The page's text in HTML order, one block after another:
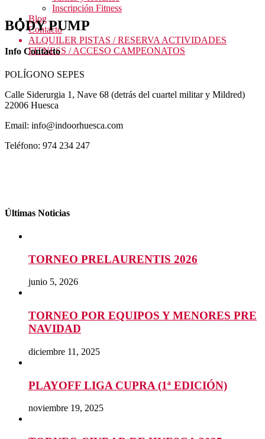
Inscripción Fitness
Blog
Contacto
ALQUILER PISTAS / RESERVA ACTIVIDADES
FITNESS / ACCESO CAMPEONATOS
BODY PUMP
Info Contacto
POLÍGONO SEPES
Calle Siderurgia 1, Nave 68 (detrás del cuartel militar y Mildred)
22006 Huesca
Email: info@indoorhuesca.com
Teléfono: 974 234 247
Últimas Noticias
TORNEO PRELAURENTIS 2026
junio 5, 2026
TORNEO POR EQUIPOS Y MENORES PRE
NAVIDAD
diciembre 11, 2025
PLAYOFF LIGA CUPRA (1ª EDICIÓN)
noviembre 19, 2025